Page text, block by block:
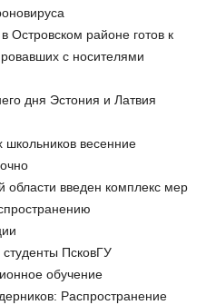
Островском районе готов к
с носителями
дня Эстония и Латвия
школьников весенние
области введен комплекс мер
ПсковГУ
обучение
Распространение